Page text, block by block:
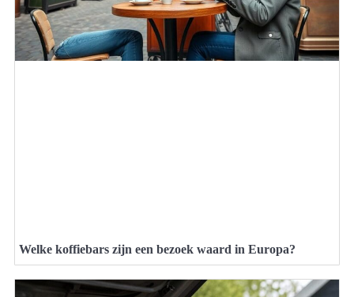
Welke koffiebars zijn een bezoek waard in Europa?